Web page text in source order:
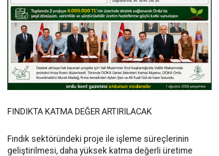
FINDIKTA KATMA DEĞER ARTIRILACAK
Fındık sektöründeki proje ile işleme süreçlerinin
geliştirilmesi, daha yüksek katma değerli üretime